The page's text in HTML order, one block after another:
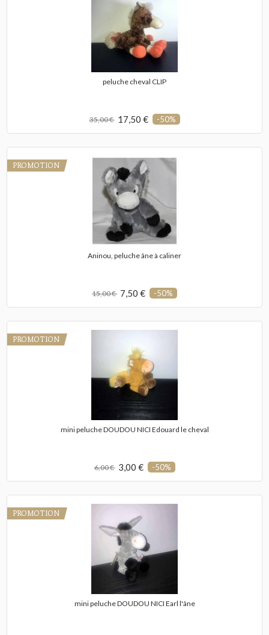
peluche cheval CLIP
35,00 € 17,50 € -50%
PROMOTION
Aninou, peluche âne à caliner
15,00 € 7,50 € -50%
PROMOTION
mini peluche DOUDOU NICI Edouard le cheval
6,00 € 3,00 € -50%
PROMOTION
mini peluche DOUDOU NICI Earl l'âne